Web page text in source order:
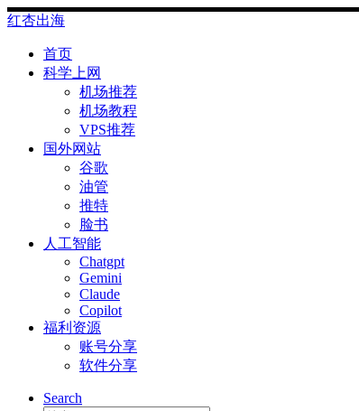
Skip
to
content
红杏出海
首页
科学上网
机场推荐
机场教程
VPS推荐
国外网站
谷歌
油管
推特
脸书
人工智能
Chatgpt
‎Gemini
Claude
Copilot
福利资源
账号分享
软件分享
Search